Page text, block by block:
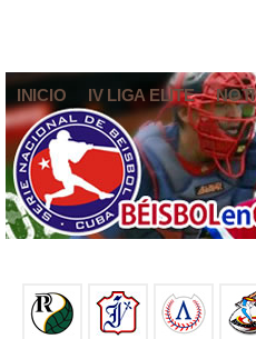
INICIO IV LIGA ELITE